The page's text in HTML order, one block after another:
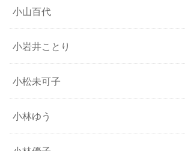
小山百代
小岩井ことり
小松未可子
小林ゆう